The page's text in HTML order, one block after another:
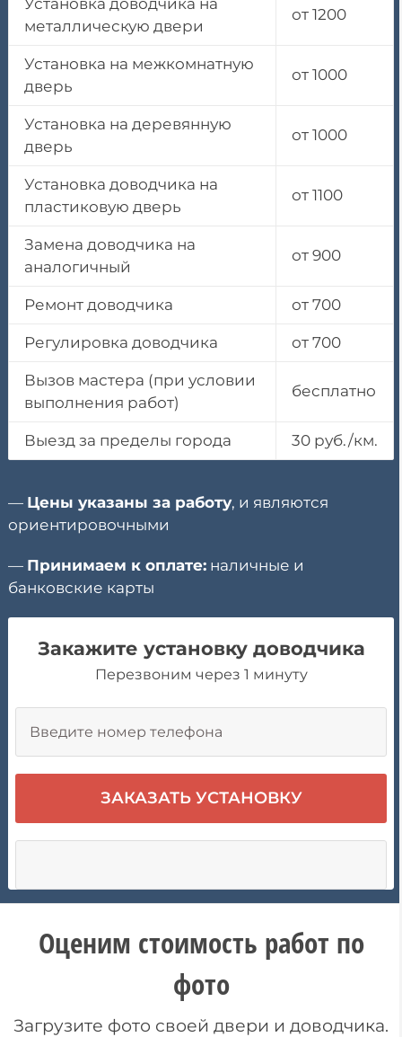
Установка доводчика на
металлическую двери
от 1200
Установка на межкомнатную
дверь
от 1000
Установка на деревянную
дверь
от 1000
Установка доводчика на
пластиковую дверь
от 1100
Замена доводчика на
аналогичный
от 900
Ремонт доводчика от 700
Регулировка доводчика от 700
Вызов мастера (при условии
выполнения работ)
бесплатно
Выезд за пределы города 30 руб./км.
— Цены указаны за работу, и являются
ориентировочными
— Принимаем к оплате: наличные и
банковские карты
Закажите установку доводчика
Перезвоним через 1 минуту
Оценим стоимость работ по
фото
Загрузите фото своей двери и доводчика.